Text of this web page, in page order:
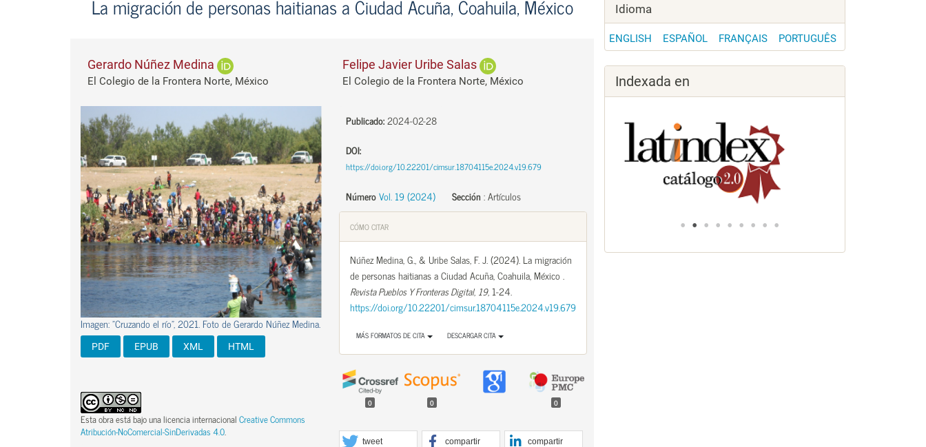
La migración de personas haitianas a Ciudad Acuña, Coahuila, México
Gerardo Núñez Medina
El Colegio de la Frontera Norte, México
Felipe Javier Uribe Salas
El Colegio de la Frontera Norte, México
Barra lateral del artículo
Imagen: "Cruzando el río", 2021. Foto de Gerardo Núñez Medina.
PDF EPUB XML HTML
Esta obra está bajo una licencia internacionalCreative Commons
Atribución-NoComercial-SinDerivadas 4.0.
Publicado:2024-02-28
DOI:
https://doi.org/10.22201/cimsur.18704115e.2024.v19.679
NúmeroVol. 19 (2024) Sección :Artículos
CÓMO CITAR
Núñez Medina, G., & Uribe Salas, F. J. (2024). La migración
de personas haitianas a Ciudad Acuña, Coahuila, México .
Revista Pueblos Y Fronteras Digital, 19, 1-24.
https://doi.org/10.22201/cimsur.18704115e.2024.v19.679
MÁS FORMATOS DE CITA DESCARGAR CITA
0 0 0
tweet compartir compartir
Idioma
ENGLISH ESPAÑOL FRANÇAIS PORTUGUÊS
Indexada en